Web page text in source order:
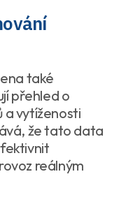
také
přehled o
a vytíženosti
že tato data
reálným